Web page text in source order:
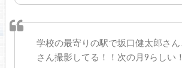
学校の最寄りの駅で坂口健太郎さ
さん撮影してる！！次の月9らしい！